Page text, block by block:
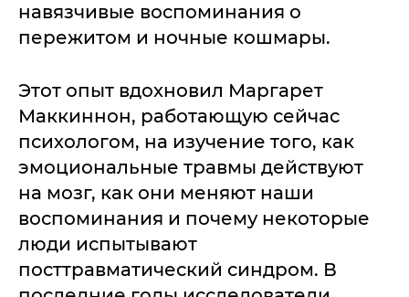
навязчивые воспоминания о
пережитом и ночные кошмары.
Этот опыт вдохновил Маргарет
Маккиннон, работающую сейчас
психологом, на изучение того, как
эмоциональные травмы действуют
на мозг, как они меняют наши
воспоминания и почему некоторые
люди испытывают
посттравматический синдром. В